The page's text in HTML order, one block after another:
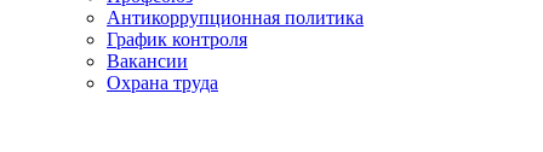
Антикоррупционная политика
График контроля
Вакансии
Охрана труда